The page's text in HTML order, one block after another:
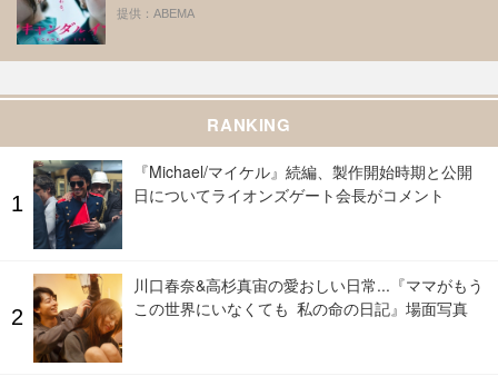
提供：ABEMA
RANKING
『Michael/マイケル』続編、製作開始時期と公開
日についてライオンズゲート会長がコメント
川口春奈&高杉真宙の愛おしい日常...『ママがもう
この世界にいなくても 私の命の日記』場面写真